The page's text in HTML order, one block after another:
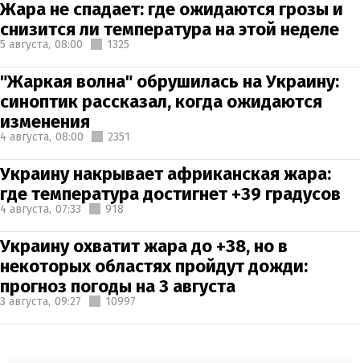
Жара не спадает: где ожидаются грозы и
снизится ли температура на этой неделе
5 августа, 08:00 1325
"Жаркая волна" обрушилась на Украину:
синоптик рассказал, когда ожидаются
изменения
4 августа, 08:00 2351
Украину накрывает африканская жара:
где температура достигнет +39 градусов
4 августа, 07:33 918
Украину охватит жара до +38, но в
некоторых областях пройдут дожди:
прогноз погоды на 3 августа
3 августа, 09:27 10997